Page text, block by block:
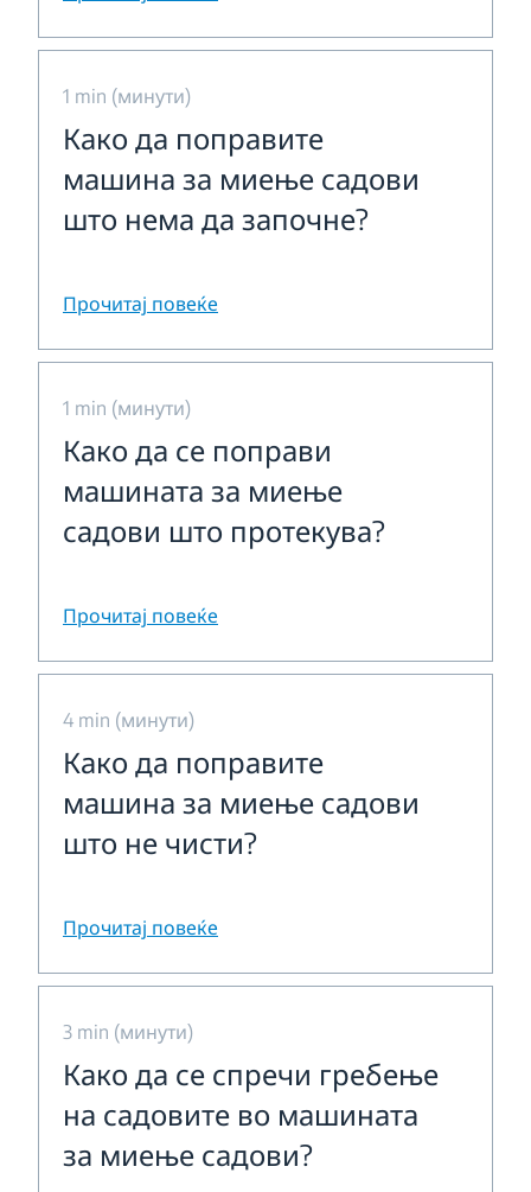
1 min (минути)
Како да поправите
машина за миење садови
што нема да започне?
Прочитај повеќе
1 min (минути)
Како да се поправи
машината за миење
садови што протекува?
Прочитај повеќе
4 min (минути)
Како да поправите
машина за миење садови
што не чисти?
Прочитај повеќе
3 min (минути)
Како да се спречи гребење
на садовите во машината
за миење садови?